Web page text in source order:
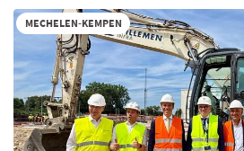
NIEUWE
KOPER
VAN
HOOL-
SITE:
"BELANGSTELLING
NU
MECHELEN-KEMPEN